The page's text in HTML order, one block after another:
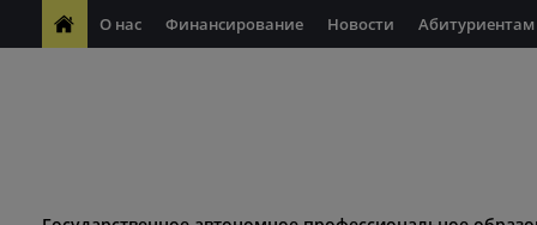
О нас Финансирование Новости Абитуриентам